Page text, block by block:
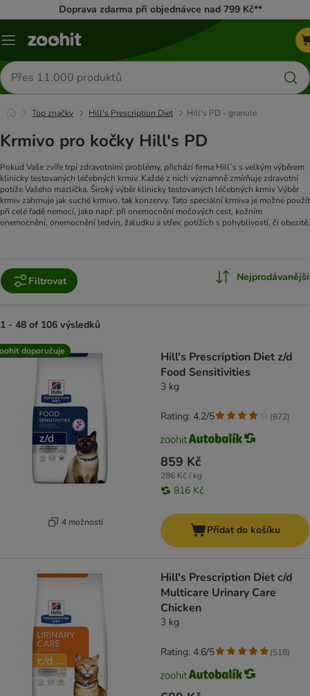
Doprava zdarma při objednávce nad 799 Kč**
Menu
Hledat
produkty
Top značky Hill's Prescription Diet Hill's PD - granule
Krmivo pro kočky Hill's PD
Pokud Vaše zvíře trpí zdravotními problémy, přichází firma Hill´s s velkým výběrem
klinicky testovaných léčebných krmiv. Každé z nich významně zmírňuje zdravotní
potíže Vašeho mazlíčka. Široký výběr klinicky testovaných léčebných krmiv Výběr
krmiv zahrnuje jak suché krmivo, tak konzervy. Tato speciální krmiva je možné použít
při celé řadě nemocí, jako např. při onemocnění močových cest, kožním
onemocnění, onemocnění ledvin, žaludku a střev, potížích s pohyblivostí, či obezitě.
Filtrovat Nejprodávanější
1 - 48 of 106 výsledků
product items have been changed
doporučuje
4 možností
Hill's Prescription Diet z/d
Food Sensitivities
3 kg
859 Kč
286 Kč / kg
816 Kč
Rating: 4.2/5 (872)
Přidat do košíku
Hill's Prescription Diet c/d
Multicare Urinary Care
Chicken
3 kg
Rating: 4.6/5 (518)